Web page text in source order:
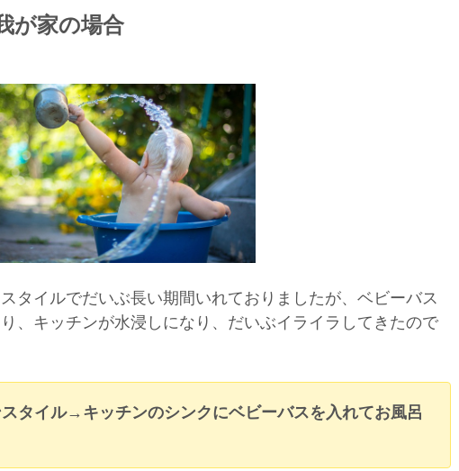
が家の場合
タイルでだいぶ長い期間いれておりましたが、ベビーバス
、キッチンが水浸しになり、だいぶイライラしてきたので
タイル→キッチンのシンクにベビーバスを入れてお風呂